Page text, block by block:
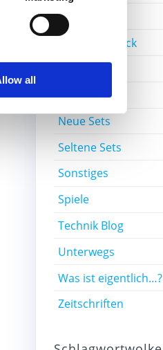
all
Kiddicraft
Lego Ideas Pick
Nerd-Wissen
Neue Sets
Seltene Sets
Sonstiges
Spiele
Technik Blog
Unterwegs
Was ist eigentlich…?
Zeitschriften